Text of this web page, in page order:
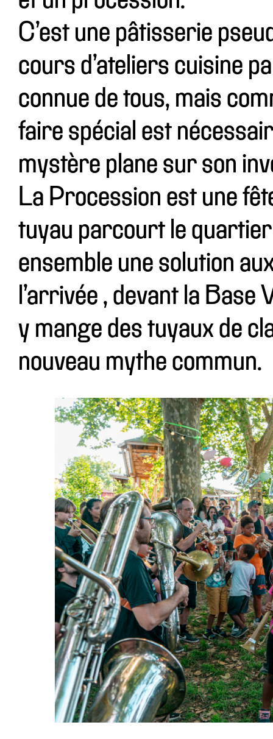
C’est une pâtisserie
cours d’ateliers cuisine
connue de tous, mais
faire spécial est
mystère plane sur son
La Procession est une
tuyau parcourt le quartier
ensemble une solution
l’arrivée , devant la Base
y mange des tuyaux de
nouveau mythe commun.